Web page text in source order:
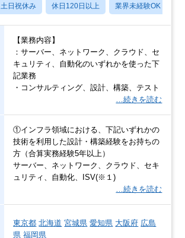
土日祝休み 休日120日以上 業界未経験OK
【業務内容】
：サーバー、ネットワーク、クラウド、セ
キュリティ、自動化のいずれかを使った下
記業務
・コンサルティング、設計、構築、テスト
…続きを読む
①インフラ領域における、下記いずれかの
技術を利用した設計・構築経験をお持ちの
方（合算実務経験5年以上）
サーバー、ネットワーク、クラウド、セキ
ュリティ、自動化、ISV(※１)
…続きを読む
東京都 北海道 宮城県 愛知県 大阪府 広島
県 福岡県